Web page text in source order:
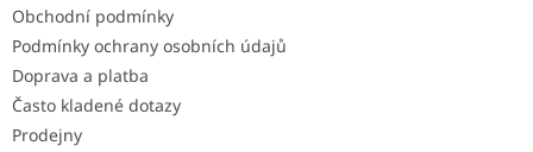
Obchodní podmínky
Podmínky ochrany osobních údajů
Doprava a platba
Často kladené dotazy
Prodejny